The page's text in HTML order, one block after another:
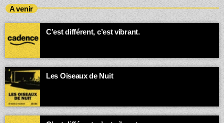
A venir
C’est différent, c’est vibrant.
Les Oiseaux de Nuit